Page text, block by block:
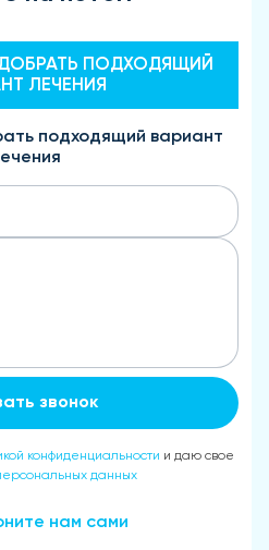
ПОДХОДЯЩИЙ
ЛЕЧЕНИЯ
подходящий вариант
звонок
конфиденциальности и даю свое
данных
нам сами